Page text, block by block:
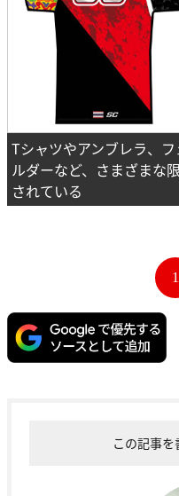
Tシャツやアンブレラ、
ルダーなど、さまざまな
されている
1
この記事